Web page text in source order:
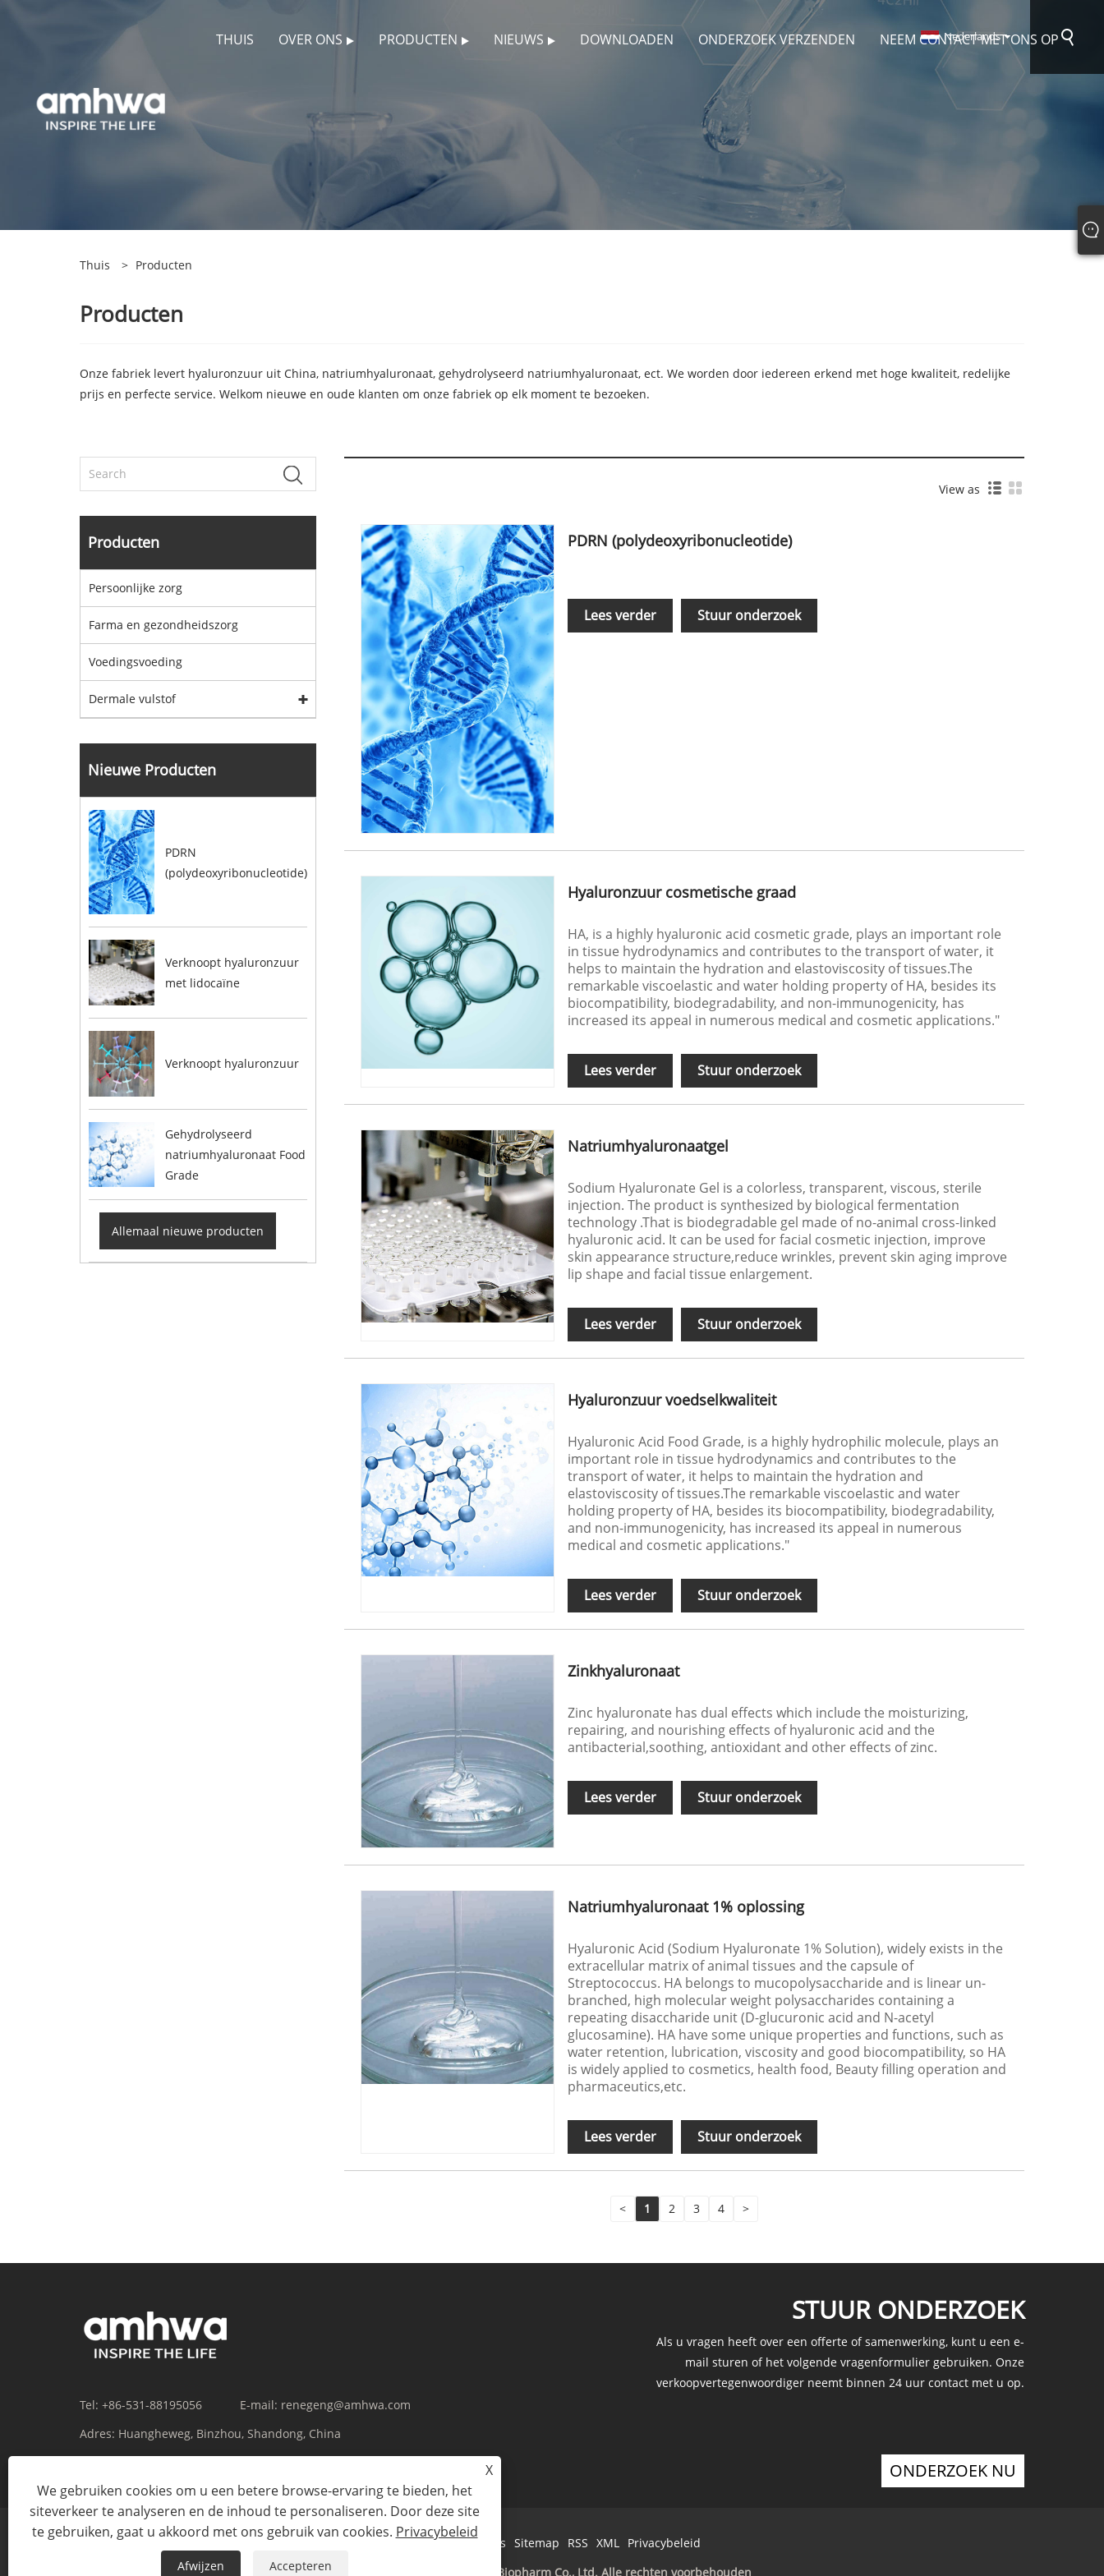
THUIS OVER ONS PRODUCTEN NIEUWS DOWNLOADEN ONDERZOEK VERZENDEN NEEM CONTACT MET ONS OP
Nederlands
Thuis > Producten
Producten
Onze fabriek levert hyaluronzuur uit China, natriumhyaluronaat, gehydrolyseerd natriumhyaluronaat, ect. We worden door iedereen erkend met hoge kwaliteit, redelijke
prijs en perfecte service. Welkom nieuwe en oude klanten om onze fabriek op elk moment te bezoeken.
Producten
Persoonlijke zorg
Farma en gezondheidszorg
Voedingsvoeding
Dermale vulstof
Nieuwe Producten
PDRN
(polydeoxyribonucleotide)
Verknoopt hyaluronzuur
met lidocaïne
Verknoopt hyaluronzuur
Gehydrolyseerd
natriumhyaluronaat Food
Grade
Allemaal nieuwe producten
View as
PDRN (polydeoxyribonucleotide)
Lees verder Stuur onderzoek
Hyaluronzuur cosmetische graad
HA, is a highly hyaluronic acid cosmetic grade, plays an important role
in tissue hydrodynamics and contributes to the transport of water, it
helps to maintain the hydration and elastoviscosity of tissues.The
remarkable viscoelastic and water holding property of HA, besides its
biocompatibility, biodegradability, and non-immunogenicity, has
increased its appeal in numerous medical and cosmetic applications."
Lees verder Stuur onderzoek
Natriumhyaluronaatgel
Sodium Hyaluronate Gel is a colorless, transparent, viscous, sterile
injection. The product is synthesized by biological fermentation
technology .That is biodegradable gel made of no-animal cross-linked
hyaluronic acid. It can be used for facial cosmetic injection, improve
skin appearance structure,reduce wrinkles, prevent skin aging improve
lip shape and facial tissue enlargement.
Lees verder Stuur onderzoek
Hyaluronzuur voedselkwaliteit
Hyaluronic Acid Food Grade, is a highly hydrophilic molecule, plays an
important role in tissue hydrodynamics and contributes to the
transport of water, it helps to maintain the hydration and
elastoviscosity of tissues.The remarkable viscoelastic and water
holding property of HA, besides its biocompatibility, biodegradability,
and non-immunogenicity, has increased its appeal in numerous
medical and cosmetic applications."
Lees verder Stuur onderzoek
Zinkhyaluronaat
Zinc hyaluronate has dual effects which include the moisturizing,
repairing, and nourishing effects of hyaluronic acid and the
antibacterial,soothing, antioxidant and other effects of zinc.
Lees verder Stuur onderzoek
Natriumhyaluronaat 1% oplossing
Hyaluronic Acid (Sodium Hyaluronate 1% Solution), widely exists in the
extracellular matrix of animal tissues and the capsule of
Streptococcus. HA belongs to mucopolysaccharide and is linear un-
branched, high molecular weight polysaccharides containing a
repeating disaccharide unit (D-glucuronic acid and N-acetyl
glucosamine). HA have some unique properties and functions, such as
water retention, lubrication, viscosity and good biocompatibility, so HA
is widely applied to cosmetics, health food, Beauty filling operation and
pharmaceutics,etc.
Lees verder Stuur onderzoek
< 1 2 3 4 >
Tel: +86-531-88195056 E-mail: renegeng@amhwa.com
Adres: Huangheweg, Binzhou, Shandong, China
STUUR ONDERZOEK
Als u vragen heeft over een offerte of samenwerking, kunt u een e-
mail sturen of het volgende vragenformulier gebruiken. Onze
verkoopvertegenwoordiger neemt binnen 24 uur contact met u op.
ONDERZOEK NU
Links Sitemap RSS XML
Privacybeleid
Copyright © 2023 Amhwa Biopharm Co., Ltd. Alle rechten voorbehouden
X
We gebruiken cookies om u een betere browse-ervaring te bieden, het
siteverkeer te analyseren en de inhoud te personaliseren. Door deze site
te gebruiken, gaat u akkoord met ons gebruik van cookies. Privacybeleid
Afwijzen Accepteren